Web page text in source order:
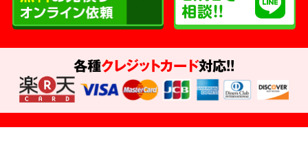
各種クレジットカード対応!!